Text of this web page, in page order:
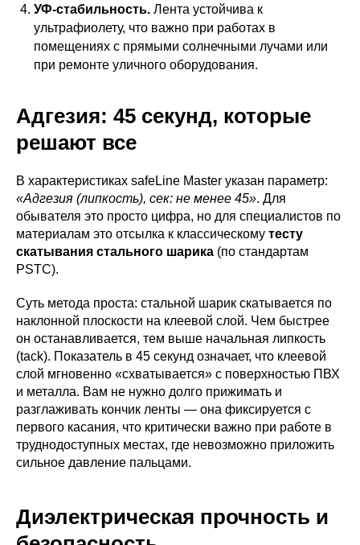
УФ-стабильность. Лента устойчива к
ультрафиолету, что важно при работах в
помещениях с прямыми солнечными лучами или
при ремонте уличного оборудования.
Адгезия: 45 секунд, которые
решают все
В характеристиках safeLine Master указан параметр:
«Адгезия (липкость), сек: не менее 45». Для
обывателя это просто цифра, но для специалистов по
материалам это отсылка к классическому тесту
скатывания стального шарика (по стандартам
PSTC).
Суть метода проста: стальной шарик скатывается по
наклонной плоскости на клеевой слой. Чем быстрее
он останавливается, тем выше начальная липкость
(tack). Показатель в 45 секунд означает, что клеевой
слой мгновенно «схватывается» с поверхностью ПВХ
и металла. Вам не нужно долго прижимать и
разглаживать кончик ленты — она фиксируется с
первого касания, что критически важно при работе в
труднодоступных местах, где невозможно приложить
сильное давление пальцами.
Диэлектрическая прочность и